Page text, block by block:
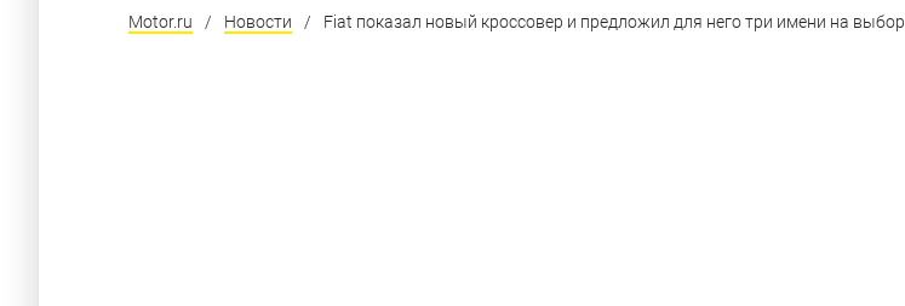
Motor.ru / Новости / Fiat показал новый кроссовер и предложил для него три имени на выбор